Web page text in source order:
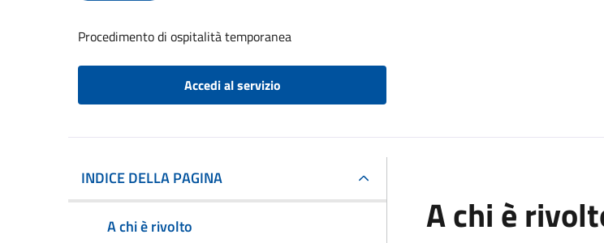
Procedimento di ospitalità temporanea
Accedi al servizio
INDICE DELLA PAGINA
A chi è rivolto
A chi è